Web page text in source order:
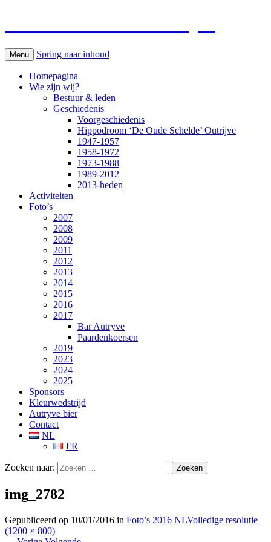
Menu Spring naar inhoud
Homepagina
Wie zijn wij?
Bestuur & leden
Geschiedenis
Voorgeschiedenis
Hippodroom ‘De Oude Schelde’ Outrijve
1947-1957
1958-1972
1973-1988
1989-2012
2013-heden
Activiteiten
Foto’s
2007
2008
2009
2011
2012
2013
2014
2015
2016
2017
Bar Autryve
Paardenkoersen
2019
2023
2024
2025
Sponsors
Kleurwedstrijd
Autryve bier
Contact
NL
FR
Zoeken naar:
img_2782
Gepubliceerd op 10/01/2016 in Foto’s 2016 NLVolledige resolutie
(1200 × 800)